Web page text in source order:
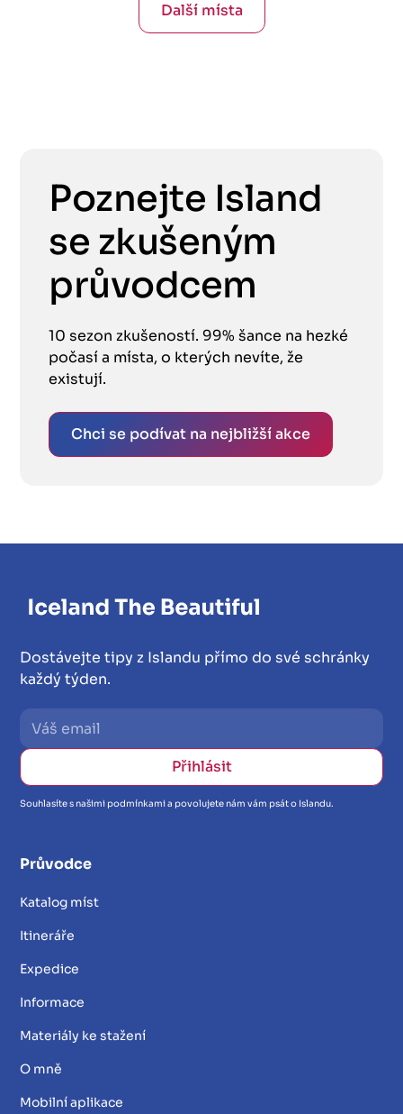
Další místa
Poznejte Island
se zkušeným
průvodcem
10 sezon zkušeností. 99% šance na hezké
počasí a místa, o kterých nevíte, že
existují.
Chci se podívat na nejbližší akce
Dostávejte tipy z Islandu přímo do své schránky
každý týden.
Souhlasíte s našimi podmínkami a povolujete nám vám psát o Islandu.
Průvodce
Katalog míst
Itineráře
Expedice
Informace
Materiály ke stažení
O mně
Mobilní aplikace